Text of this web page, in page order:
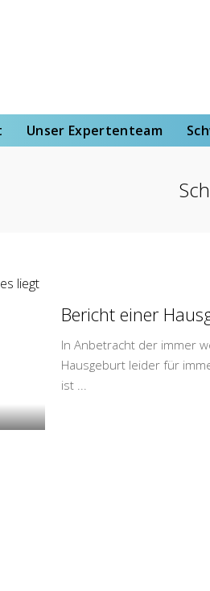
Unser Expertenteam
Bericht einer
In Anbetracht der immer
Hausgeburt leider für
ist ...